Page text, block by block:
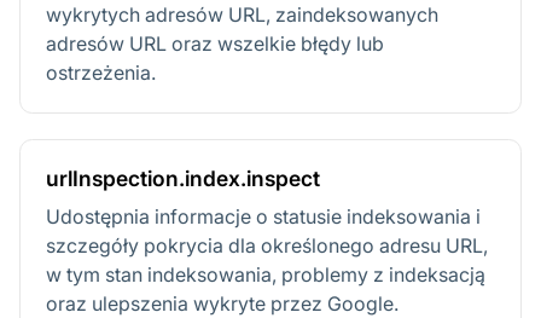
wykrytych adresów URL, zaindeksowanych
adresów URL oraz wszelkie błędy lub
ostrzeżenia.
urlInspection.index.inspect
Udostępnia informacje o statusie indeksowania i
szczegóły pokrycia dla określonego adresu URL,
w tym stan indeksowania, problemy z indeksacją
oraz ulepszenia wykryte przez Google.